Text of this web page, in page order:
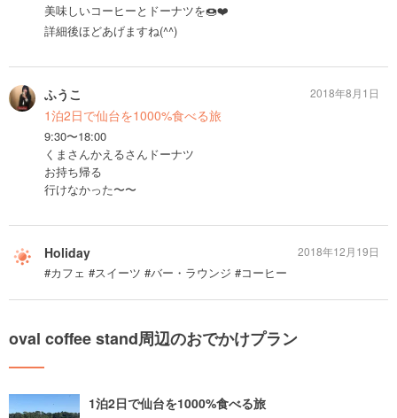
美味しいコーヒーとドーナツを🍩❤️
詳細後ほどあげますね(^^)
ふうこ
1泊2日で仙台を1000%食べる旅
9:30〜18:00
くまさんかえるさんドーナツ
お持ち帰る
行けなかった〜〜
2018年8月1日
Holiday
#カフェ #スイーツ #バー・ラウンジ #コーヒー
2018年12月19日
oval coffee stand周辺のおでかけプラン
1泊2日で仙台を1000%食べる旅